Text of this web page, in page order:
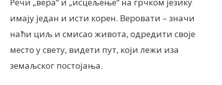
имају један и исти корен. Веровати – значи
наћи циљ и смисао живота, одредити своје
место у свету, видети пут, који лежи иза
земаљског постојања.